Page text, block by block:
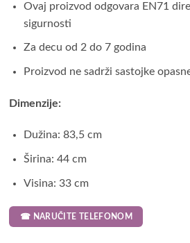
Ovaj proizvod odgovara EN71
sigurnosti
Za decu od 2 do 7 godina
Proizvod ne sadrži sastojke
Dimenzije:
Dužina: 83,5 cm
Širina: 44 cm
Visina: 33 cm
☎ NARUČITE TELEFONOM